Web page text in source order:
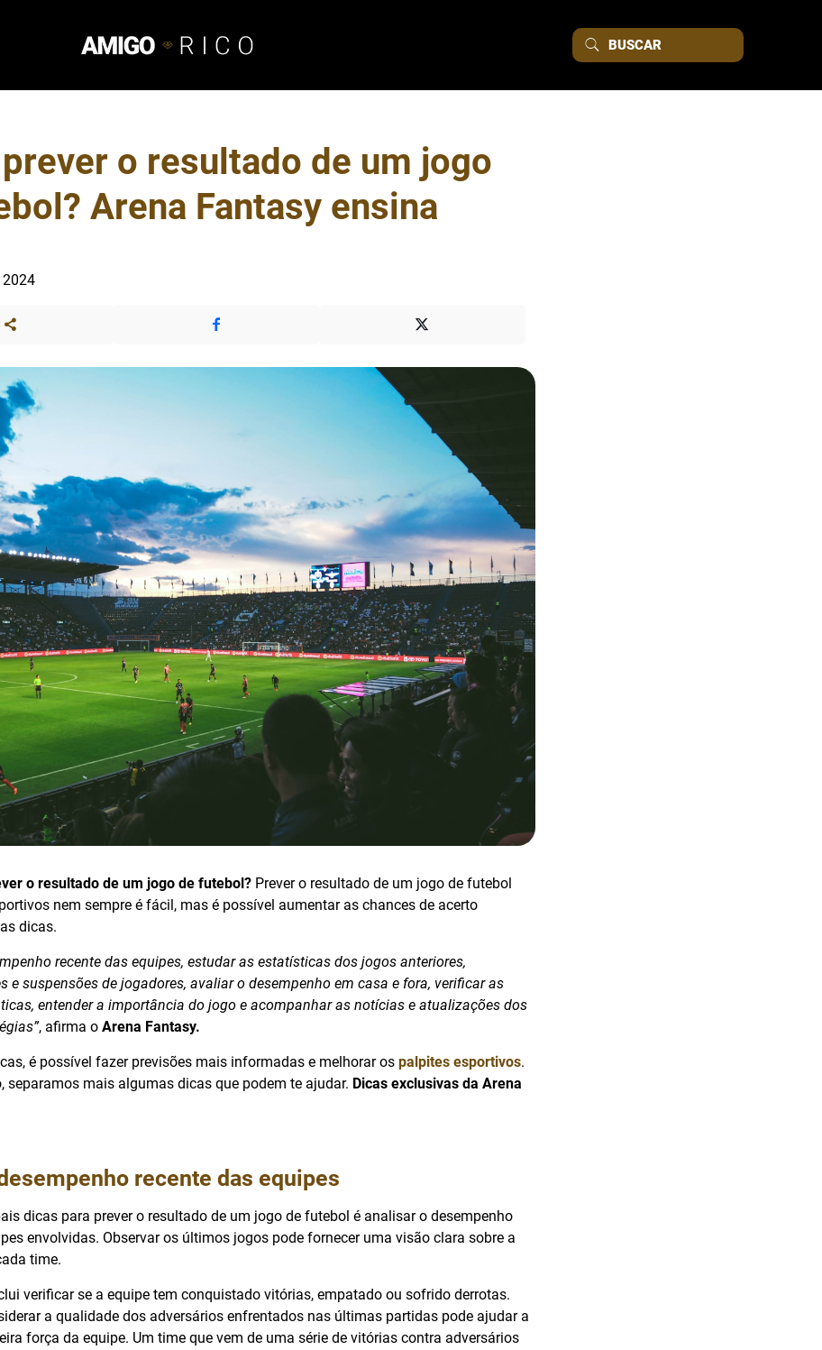
o resultado de um jogo
Arena Fantasy ensina
2024
o resultado de um jogo de futebol? Prever o resultado de um jogo de futebol
nem sempre é fácil, mas é possível aumentar as chances de acerto
dicas.
recente das equipes, estudar as estatísticas dos jogos anteriores,
e suspensões de jogadores, avaliar o desempenho em casa e fora, verificar as
entender a importância do jogo e acompanhar as notícias e atualizações dos
, afirma o Arena Fantasy.
é possível fazer previsões mais informadas e melhorar os palpites esportivos.
separamos mais algumas dicas que podem te ajudar. Dicas exclusivas da Arena
recente das equipes
dicas para prever o resultado de um jogo de futebol é analisar o desempenho
envolvidas. Observar os últimos jogos pode fornecer uma visão clara sobre a
time.
verificar se a equipe tem conquistado vitórias, empatado ou sofrido derrotas.
a qualidade dos adversários enfrentados nas últimas partidas pode ajudar a
força da equipe. Um time que vem de uma série de vitórias contra adversários